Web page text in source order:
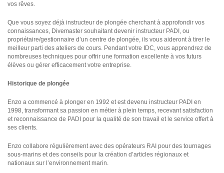
vos rêves.
Que vous soyez déjà instructeur de plongée cherchant à approfondir vos
connaissances, Divemaster souhaitant devenir instructeur PADI, ou
propriétaire/gestionnaire d’un centre de plongée, ils vous aideront à tirer le
meilleur parti des ateliers de cours. Pendant votre IDC, vous apprendrez de
nombreuses techniques pour offrir une formation excellente à vos futurs
élèves ou gérer efficacement votre entreprise.
Historique de plongée
Enzo a commencé à plonger en 1992 et est devenu instructeur PADI en
1998, transformant sa passion en métier à plein temps, recevant satisfaction
et reconnaissance de PADI pour la qualité de son travail et le service offert à
ses clients.
Enzo collabore régulièrement avec des opérateurs RAI pour des tournages
sous-marins et des conseils pour la création d’articles régionaux et
nationaux sur l’environnement marin.